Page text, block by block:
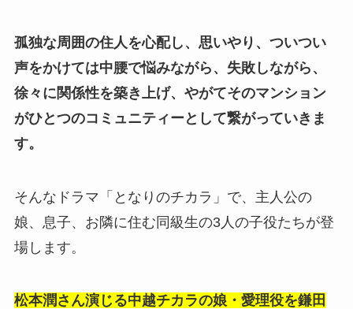
孤独な周囲の住人を心配し、思いやり、ついつい
声をかけては中腰で悩みながら、失敗しながら、
徐々に関係性を築き上げ、やがてそのマンション
がひとつのコミュニティーとして繋がっていきま
す。
そんなドラマ「となりのチカラ」で、主人公の
娘、息子、お隣に住む同級生の3人の子役たちが登
場します。
松本潤さん演じる中越チカラの娘・愛理役を鎌田